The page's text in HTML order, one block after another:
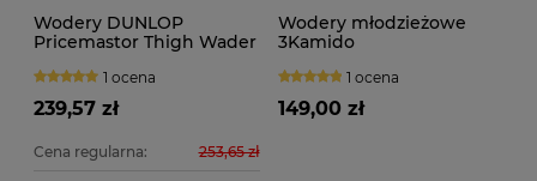
Wodery DUNLOP
Pricemastor Thigh Wader
1 ocena
239,57 zł
Cena regularna: 253,65 zł
Wodery młodzieżowe
3Kamido
1 ocena
149,00 zł